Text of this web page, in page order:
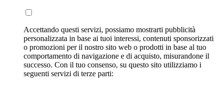
Accettando questi servizi, possiamo mostrarti pubblicità
personalizzata in base ai tuoi interessi, contenuti sponsorizzati
o promozioni per il nostro sito web o prodotti in base al tuo
comportamento di navigazione e di acquisto, misurandone il
successo. Con il tuo consenso, su questo sito utilizziamo i
seguenti servizi di terze parti: